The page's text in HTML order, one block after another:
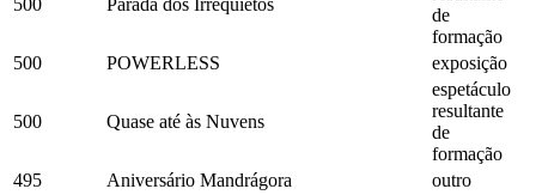
500 Parada dos Irrequietos
de
formação
500
POWERLESS exposição
500 Quase até às Nuvens
espetáculo
resultante
de
formação
495
Aniversário Mandrágora
outro